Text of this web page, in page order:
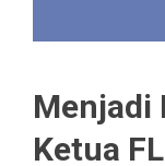
Menjadi
Ketua